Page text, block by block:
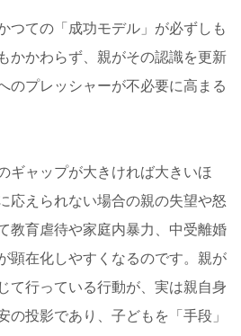
つての「成功モデル」が必ずしも
かかわらず、親がその認識を更新
のプレッシャーが不必要に高まる
ギャップが大きければ大きいほ
応えられない場合の親の失望や怒
教育虐待や家庭内暴力、中受離婚
顕在化しやすくなるのです。親が
て行っている行動が、実は親自身
の投影であり、子どもを「手段」